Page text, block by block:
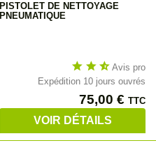
PISTOLET DE NETTOYAGE
PNEUMATIQUE
star star star_half Avis pro
Expédition 10 jours ouvrés
Prix
75,00 € TTC
VOIR DÉTAILS